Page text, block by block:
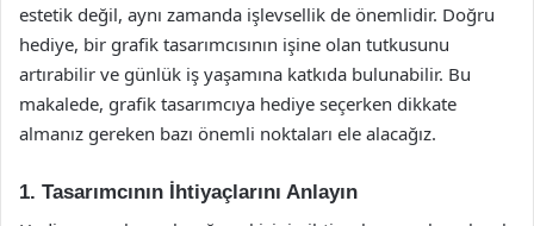
estetik değil, aynı zamanda işlevsellik de önemlidir. Doğru
hediye, bir grafik tasarımcısının işine olan tutkusunu
artırabilir ve günlük iş yaşamına katkıda bulunabilir. Bu
makalede, grafik tasarımcıya hediye seçerken dikkate
almanız gereken bazı önemli noktaları ele alacağız.
1. Tasarımcının İhtiyaçlarını Anlayın